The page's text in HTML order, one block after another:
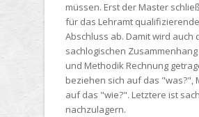
müssen. Erst der Master
für das Lehramt
Abschluss ab. Damit wird auch
sachlogischen
und Methodik Rechnung
beziehen sich auf das "was?",
auf das "wie?". Letztere ist
nachzulagern.